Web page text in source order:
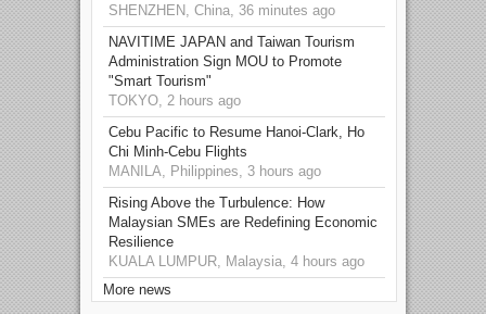
SHENZHEN, China, 36 minutes ago
NAVITIME JAPAN and Taiwan Tourism
Administration Sign MOU to Promote
"Smart Tourism"
TOKYO, 2 hours ago
Cebu Pacific to Resume Hanoi-Clark, Ho
Chi Minh-Cebu Flights
MANILA, Philippines, 3 hours ago
Rising Above the Turbulence: How
Malaysian SMEs are Redefining Economic
Resilience
KUALA LUMPUR, Malaysia, 4 hours ago
More news